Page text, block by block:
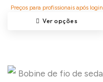
Preços para profissionais após login
Ver opções